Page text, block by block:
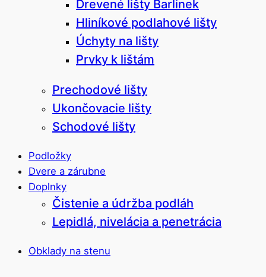
Drevené lišty Barlinek
Hliníkové podlahové lišty
Úchyty na lišty
Prvky k lištám
Prechodové lišty
Ukončovacie lišty
Schodové lišty
Podložky
Dvere a zárubne
Doplnky
Čistenie a údržba podláh
Lepidlá, nivelácia a penetrácia
Obklady na stenu